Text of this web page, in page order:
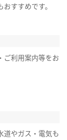
すすめです。
ご利用案内等をお
道やガス・電気も